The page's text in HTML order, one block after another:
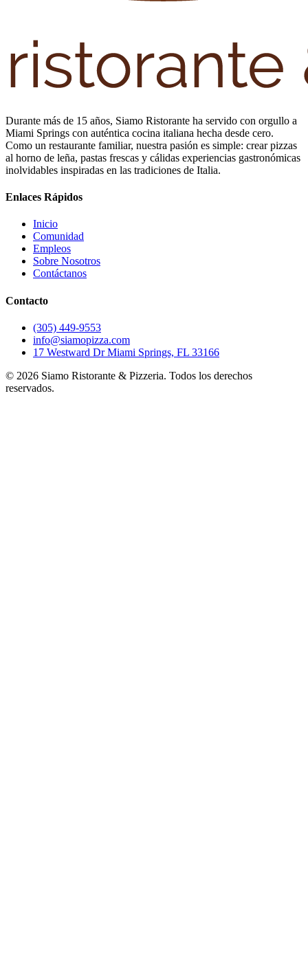
Durante más de 15 años, Siamo Ristorante ha servido con orgullo a
Miami Springs con auténtica cocina italiana hecha desde cero.
Como un restaurante familiar, nuestra pasión es simple: crear pizzas
al horno de leña, pastas frescas y cálidas experiencias gastronómicas
inolvidables inspiradas en las tradiciones de Italia.
Enlaces Rápidos
Inicio
Comunidad
Empleos
Sobre Nosotros
Contáctanos
Contacto
(305) 449-9553
info@siamopizza.com
17 Westward Dr Miami Springs, FL 33166
© 2026 Siamo Ristorante & Pizzeria. Todos los derechos
reservados.